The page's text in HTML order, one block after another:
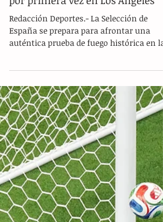
Luis de la Fuente recupera a sus
figuras y tendrá plantel completo
por primera vez en Los Ángeles
Redacción Deportes.- La Selección de
España se prepara para afrontar una
auténtica prueba de fuego histórica en la
Copa del Mundo 2026, cuando este fin de
semana se mida ante su similar de
en Los Ángeles por un boleto a las
Semifinales. Las estadísticas juegan un
papel crucial de presión para el conjunto